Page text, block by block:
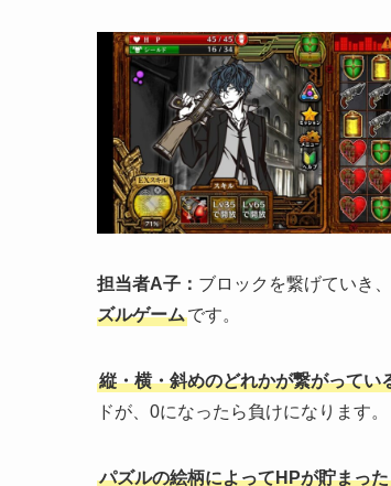
担当者A子： ブロックを繋げていき
ズルゲームです。
縦・横・斜めのどれかが繋がってい
ドが、0になったら負けになります。
パズルの絵柄によってHPが貯まっ